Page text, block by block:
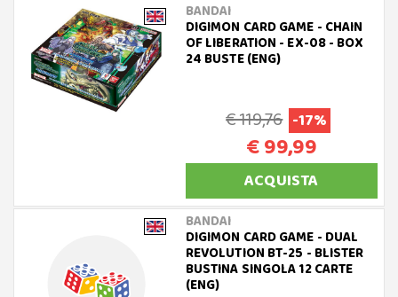
BANDAI
DIGIMON CARD GAME - CHAIN
OF LIBERATION - EX-08 - BOX
24 BUSTE (ENG)
€ 119,76 -17%
€ 99,99
ACQUISTA
BANDAI
DIGIMON CARD GAME - DUAL
REVOLUTION BT-25 - BLISTER
BUSTINA SINGOLA 12 CARTE
(ENG)